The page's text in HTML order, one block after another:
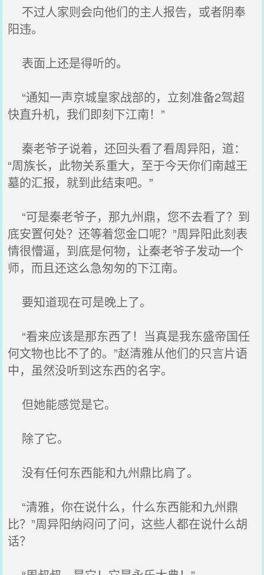
不过人家则会向他们的主人报告，或者阴奉
阳违。
表面上还是得听的。
“通知一声京城皇家战部的，立刻准备2驾超
快直升机，我们即刻下江南！”
秦老爷子说着，还回头看了看周异阳，道：
“周族长，此物关系重大，至于今天你们南越王
墓的汇报，就到此结束吧。”
“可是秦老爷子，那九州鼎，您不去看了？到
底安置何处？还等着您金口呢？”周异阳此刻表
情很懵逼，到底是何物，让秦老爷子发动一个
师，而且还这么急匆匆的下江南。
要知道现在可是晚上了。
“看来应该是那东西了！当真是我东盛帝国任
何文物也比不了的。”赵清雅从他们的只言片语
中，虽然没听到这东西的名字。
但她能感觉是它。
除了它。
没有任何东西能和九州鼎比肩了。
“清雅，你在说什么，什么东西能和九州鼎
比？”周异阳纳闷问了问，这些人都在说什么胡
话？